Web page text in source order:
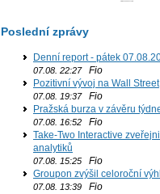
Poslední zprávy
Denní report - pátek
07.08. 22:27Fio
Pozitivní vývoj na Wall Street
07.08. 19:37Fio
Pražská burza v závěru
07.08. 16:52 Fio
Take-Two Interactive
analytiků
07.08. 15:25 Fio
Groupon zvýšil celoroční
07.08. 13:39 Fio